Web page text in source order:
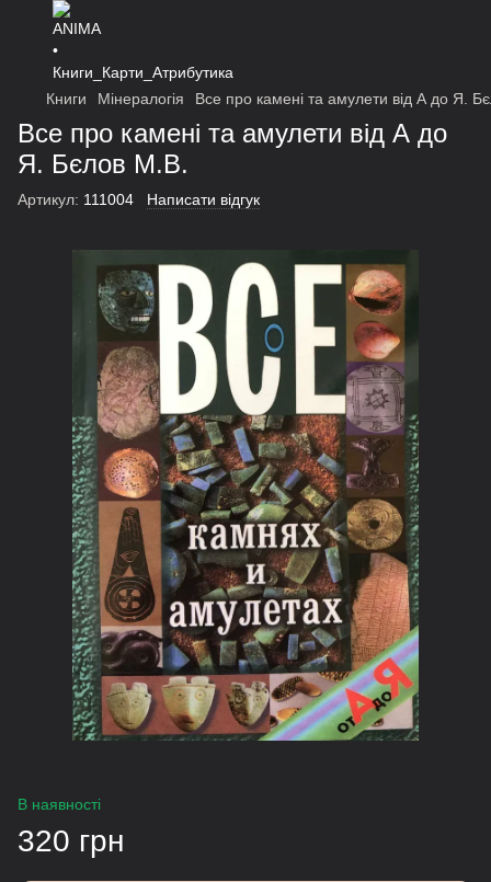
Книги Мінералогія Все про камені та амулети від А до Я.
Все про камені та амулети від А до
Я. Бєлов М.В.
Артикул: 111004 Написати відгук
В наявності
320 грн